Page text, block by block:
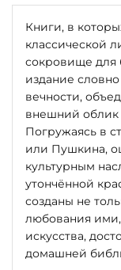
Книги, в
классической
сокровище для
издание
вечности,
внешний облик
Погружаясь в
или Пушкина,
культурным
утончённой
созданы не
любования
искусства,
домашней